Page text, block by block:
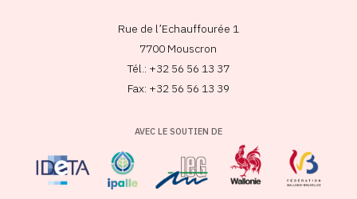
Rue de l’Echauffourée 1
7700 Mouscron
Tél.: +32 56 56 13 37
Fax: +32 56 56 13 39
AVEC LE SOUTIEN DE